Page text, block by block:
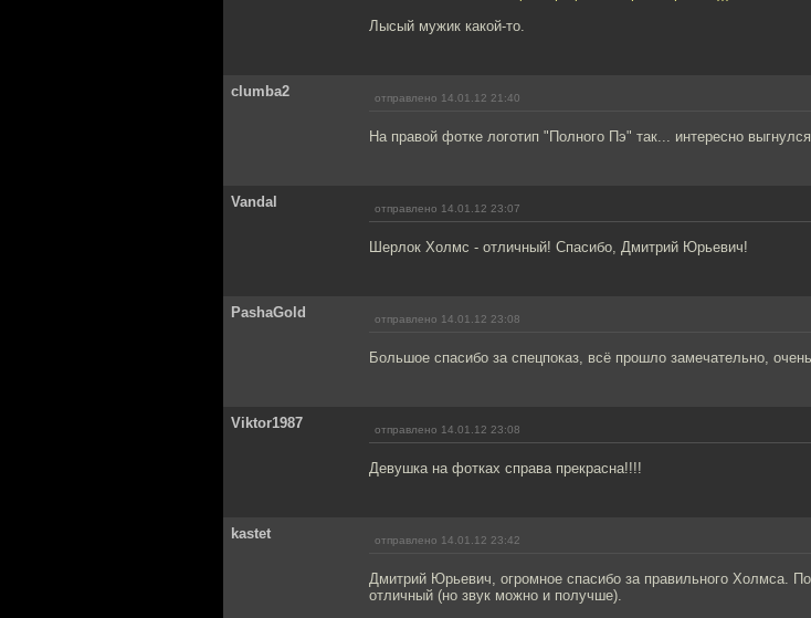
Лысый мужик какой-то.
clumba2 отправлено 14.01.12 21:40
На правой фотке логотип "Полного Пэ" так... интересно
Vandal отправлено 14.01.12 23:07
Шерлок Холмс - отличный! Спасибо, Дмитрий Юрьевич!
PashaGold отправлено 14.01.12 23:08
Большое спасибо за спецпоказ, всё прошло замечательно,
Viktor1987 отправлено 14.01.12 23:08
Девушка на фотках справа прекрасна!!!!
kastet отправлено 14.01.12 23:42
Дмитрий Юрьевич, огромное спасибо за правильного Холмса.
отличный (но звук можно и получше).